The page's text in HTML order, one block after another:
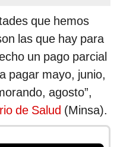
que hemos
las que hay para
un pago parcial
pagar mayo, junio,
agosto”,
de Salud (Minsa).